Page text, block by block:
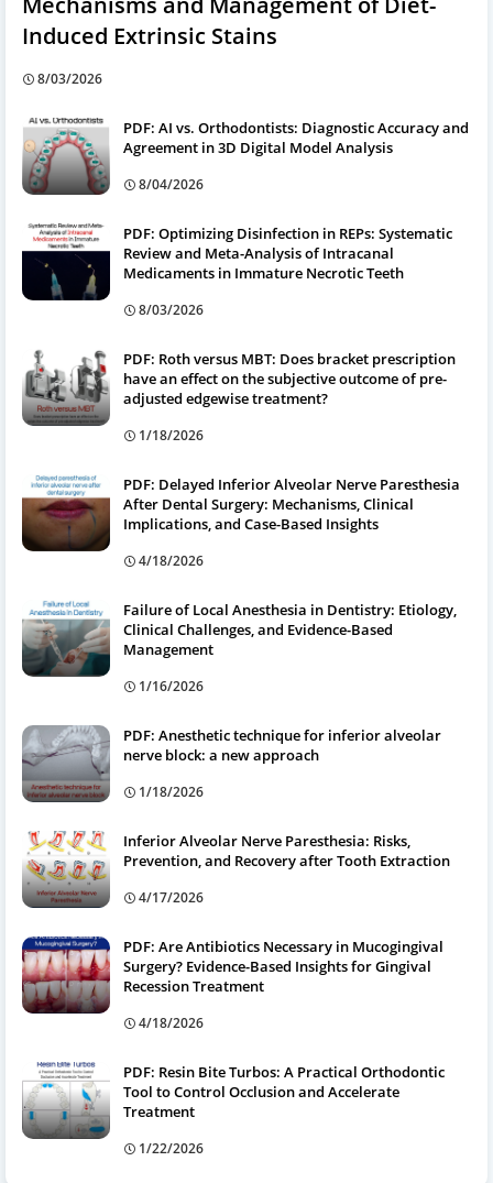
Induced Extrinsic Stains
8/03/2026
PDF: AI vs. Orthodontists: Diagnostic Accuracy and
Agreement in 3D Digital Model Analysis
8/04/2026
PDF: Optimizing Disinfection in REPs: Systematic
Review and Meta-Analysis of Intracanal
Medicaments in Immature Necrotic Teeth
8/03/2026
PDF: Roth versus MBT: Does bracket prescription
have an effect on the subjective outcome of pre-
adjusted edgewise treatment?
1/18/2026
PDF: Delayed Inferior Alveolar Nerve Paresthesia
After Dental Surgery: Mechanisms, Clinical
Implications, and Case-Based Insights
4/18/2026
Failure of Local Anesthesia in Dentistry: Etiology,
Clinical Challenges, and Evidence-Based
Management
1/16/2026
PDF: Anesthetic technique for inferior alveolar
nerve block: a new approach
1/18/2026
Inferior Alveolar Nerve Paresthesia: Risks,
Prevention, and Recovery after Tooth Extraction
4/17/2026
PDF: Are Antibiotics Necessary in Mucogingival
Surgery? Evidence-Based Insights for Gingival
Recession Treatment
4/18/2026
PDF: Resin Bite Turbos: A Practical Orthodontic
Tool to Control Occlusion and Accelerate
Treatment
1/22/2026